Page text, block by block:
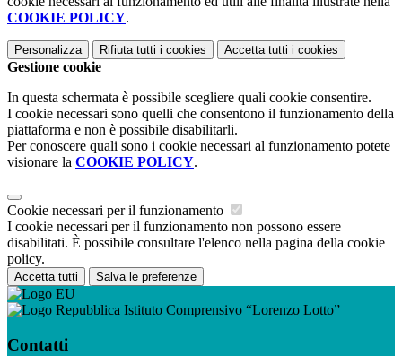
COOKIE POLICY.
Personalizza Rifiuta tutti i cookies Accetta tutti i cookies
Gestione cookie
In questa schermata è possibile scegliere quali cookie consentire.
I cookie necessari sono quelli che consentono il funzionamento della
piattaforma e non è possibile disabilitarli.
Per conoscere quali sono i cookie necessari al funzionamento potete
visionare la COOKIE POLICY.
Cookie necessari per il funzionamento
I cookie necessari per il funzionamento non possono essere
disabilitati. È possibile consultare l'elenco nella pagina della cookie
policy.
Accetta tutti Salva le preferenze
Istituto Comprensivo “Lorenzo Lotto”
Contatti